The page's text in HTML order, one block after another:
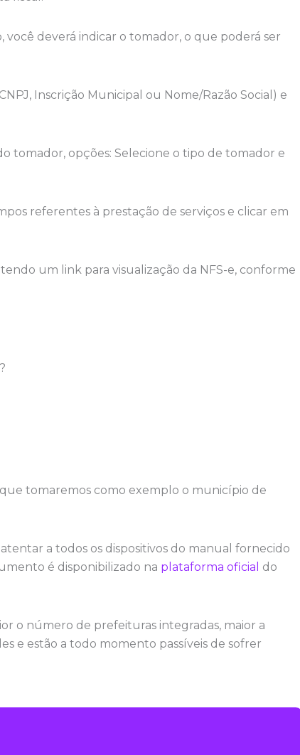
você deverá indicar o tomador, o que poderá ser
Inscrição Municipal ou Nome/Razão Social) e
tomador, opções: Selecione o tipo de tomador e
referentes à prestação de serviços e clicar em
um link para visualização da NFS-e, conforme
tomaremos como exemplo o município de
a todos os dispositivos do manual fornecido
é disponibilizado na plataforma oficial do
o número de prefeituras integradas, maior a
e estão a todo momento passíveis de sofrer